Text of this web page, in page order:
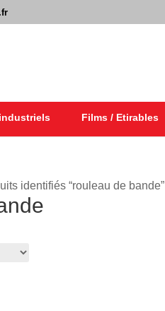
Films / Etirables
identifiés “rouleau de bande”